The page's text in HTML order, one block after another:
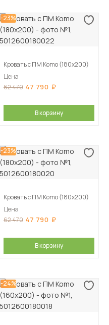
-23%
Кровать с ПМ Komo (180х200)
Цена
62 470 47 790
В корзину
-23%
Кровать с ПМ Komo (180х200)
Цена
62 470 47 790
В корзину
-24%